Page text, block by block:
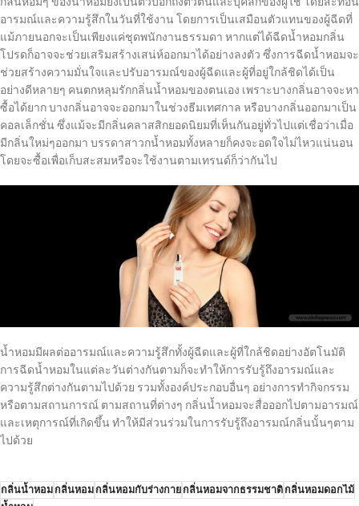
อารมณ์และความรู้สึกในวันที่ใช้งาน โดยการเป็นเสมือนตัวแทนของผู้ฉีดที่
แม้ภายนอกจะเป็นเพียงแค่ชุดพนักงานธรรมดา หากแต่ได้ฉีดน้ำหอมกลิ่น
โปรดก็อาจจะช่วยเสริมสร้างเสน่ห์ออกมาได้อย่างลงตัว ซึ่งการฉีดน้ำหอมจะ
ช่วยสร้างความมั่นใจและปรับอารมณ์ของผู้ฉีดและผู้ที่อยู่ใกล้ชิดได้เป็น
อย่างดีหลายๆ คนตกหลุมรักกลิ่นน้ำหอมของตนเอง เพราะบางกลิ่นอาจจะหา
ซื้อได้ยาก บางกลิ่นอาจจะออกมาในช่วงธีมเทศกาล หรือบางกลิ่นออกมาเป็น
คอลเล็กชั่น ซึ่งแม้จะมีกลิ่นคลาสสิกยอดนิยมที่เห็นกันอยู่ทั่วไปแต่เชื่อว่าเมื่อ
มีกลิ่นใหม่ๆออกมา บรรดาสาวกน้ำหอมทั้งหลายก็คงจะอดใจไม่ไหวแน่นอน
โดยจะซื้อเพื่อเก็บสะสมหรือจะใช้งานตามเทรนด์ก็ว่ากันไป
น้ำหอมมีผลต่ออารมณ์และความรู้สึกทั้งผู้ฉีดและผู้ที่ใกล้ชิดอย่างอัตโนมัติ
การฉีดน้ำหอมในแต่ละวันต่างกันตามก็จะทำให้การรับรู้ถึงอารมณ์และ
ความรู้สึกต่างกันตามไปด้วย รวมทั้งองค์ประกอบอื่นๆ อย่างการทำกิจกรรม
หรือตามสถานการณ์ ตามสถานที่ต่างๆ กลิ่นน้ำหอมจะสื่อออกไปตามอารมณ์
และเหตุการณ์ที่เกิดขึ้น ทำให้มีส่วนร่วมในการรับรู้ถึงอารมณ์กลิ่นนั้นๆตาม
ไปด้วย
กลิ่นน้ำหอมกลิ่นหอมกลิ่นหอมกับร่างกายกลิ่นหอมจากธรรมชาติกลิ่นหอมดอกไม้